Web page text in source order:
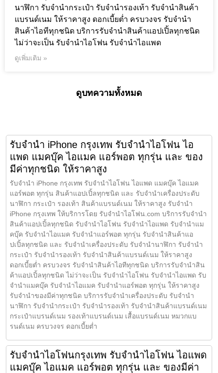
นาฬิกา รับจำนำกระเป๋า รับจำนำรองเท้า รับจำนำสินค้า
แบรนด์เนม ให้ราคาสูง ดอกเบี้ยต่ำ ครบวงจร รับจำนำ
สินค้าไอทีทุกชนิด บริการรับจำนำสินค้าแอปเปิ้ลทุกชนิด
ไม่ว่าจะเป็น รับจำนำไอโฟน รับจำนำไอแพด
ดูเพิ่มเติม »
ดูบทความทั้งหมด
รับจำนำ iPhone กรุงเทพ รับจำนำไอโฟน ไอ
แพด แมคบุ๊ค ไอแมค แอร์พอต ทุกรุ่น และ ของ
มีค่าทุกชนิด ให้ราคาสูง
รับจำนำ iPhone กรุงเทพ รับจำนำไอโฟน ไอแพด แมคบุ๊ค ไอแมค
แอร์พอต ทุกรุ่น สินค้าแอปเปิ้ลทุกชนิด และ รับจำนำเครื่องประดับ
นาฬิกา กระเป๋า รองเท้า สินค้าแบรนด์เนม ให้ราคาสูง รับจำนำ
iPhone กรุงเทพ ให้บริการโดย รับจํานําไอโฟน.com บริการรับจำนำ
สินค้าแอปเปิ้ลทุกชนิด รับจำนำไอโฟน รับจำนำไอแพด รับจำนำแม
คบุ๊ค รับจำนำไอแมค รับจำนำแอร์พอต ทุกรุ่น รับจำนำสินค้าแอ
ปเปิ้ลทุกชนิด และ รับจำนำเครื่องประดับ รับจำนำนาฬิกา รับจำนำ
กระเป๋า รับจำนำรองเท้า รับจำนำสินค้าแบรนด์เนม ให้ราคาสูง
ดอกเบี้ยต่ำ ครบวงจร รับจำนำสินค้าไอทีทุกชนิด บริการรับจำนำสิน
ค้าแอปเปิ้ลทุกชนิด ไม่ว่าจะเป็น รับจำนำไอโฟน รับจำนำไอแพด รับ
จำนำแมคบุ๊ค รับจำนำไอแมค รับจำนำแอร์พอต ทุกรุ่น ให้ราคาสูง
รับจำนำของมีค่าทุกชนิด บริการรับจำนำเครื่องประดับ รับจำนำ
นาฬิกา รับจำนำกระเป๋า รับจำนำรองเท้า รับจำนำสินค้าแบรนด์เนม
กระเป๋าแบรนด์เนม รองเท้าแบรนด์เนม เสื้อแบรนด์เนม หมวกแบ
รนด์เนม ครบวงจร ดอกเบี้ยต่ำ
รับจำนำไอโฟนกรุงเทพ รับจำนำไอโฟน ไอแพด
แมคบุ๊ค ไอแมค แอร์พอต ทุกรุ่น และ ของมีค่า